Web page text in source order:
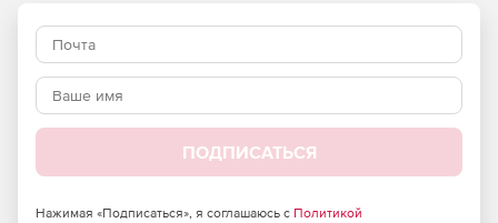
учет выполненных работ по механикам;
учет выданных в ремзону товаров;
ПОДПИСАТЬСЯ
Нажимая «Подписаться», я соглашаюсь с Политикой